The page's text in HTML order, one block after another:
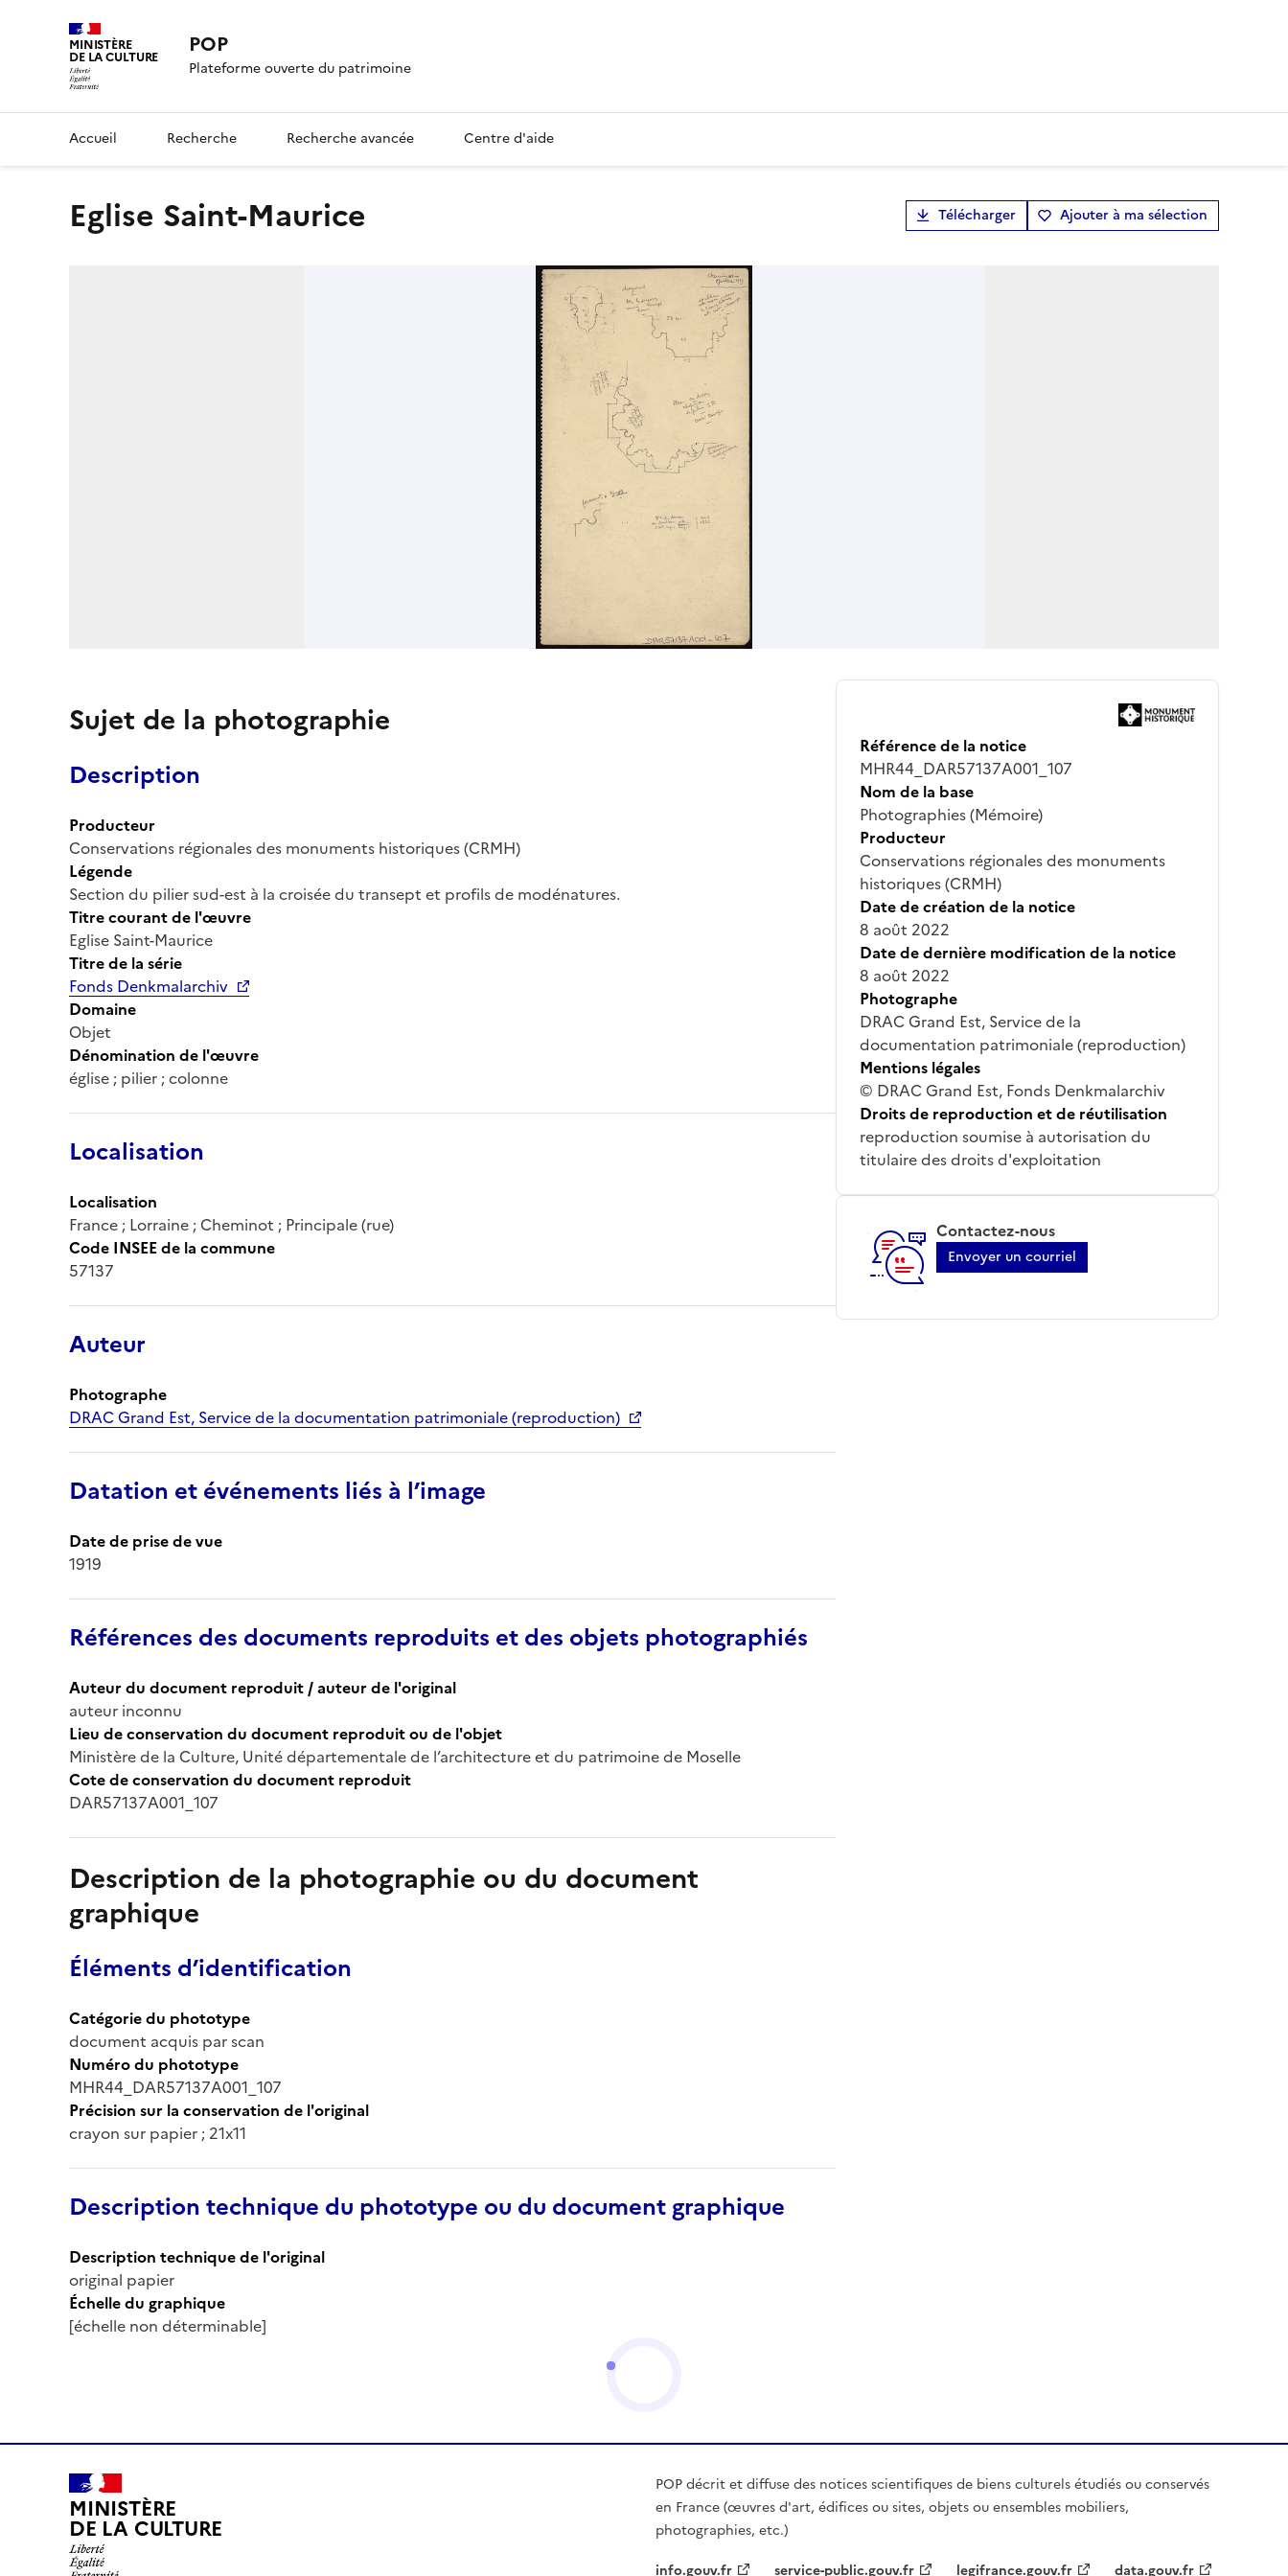
MINISTÈRE
DE LA CULTURE POP
Plateforme ouverte du patrimoine
Accueil Recherche Recherche avancée Centre d'aide
Eglise Saint-Maurice Télécharger Ajouter à ma sélection
Sujet de la photographie
Description
Producteur
Conservations régionales des monuments historiques (CRMH)
Légende
Section du pilier sud-est à la croisée du transept et profils de modénatures.
Titre courant de l'œuvre
Eglise Saint-Maurice
Titre de la série
Fonds Denkmalarchiv
Domaine
Objet
Dénomination de l'œuvre
église ; pilier ; colonne
Localisation
Localisation
France ; Lorraine ; Cheminot ; Principale (rue)
Code INSEE de la commune
57137
Auteur
Photographe
DRAC Grand Est, Service de la documentation patrimoniale (reproduction)
Datation et événements liés à l’image
Date de prise de vue
1919
Références des documents reproduits et des objets photographiés
Auteur du document reproduit / auteur de l'original
auteur inconnu
Lieu de conservation du document reproduit ou de l'objet
Ministère de la Culture, Unité départementale de l’architecture et du patrimoine de Moselle
Cote de conservation du document reproduit
DAR57137A001_107
Description de la photographie ou du document
graphique
Éléments d’identification
Catégorie du phototype
document acquis par scan
Numéro du phototype
MHR44_DAR57137A001_107
Précision sur la conservation de l'original
crayon sur papier ; 21x11
Description technique du phototype ou du document graphique
Description technique de l'original
original papier
Échelle du graphique
[échelle non déterminable]
Référence de la notice
MHR44_DAR57137A001_107
Nom de la base
Photographies (Mémoire)
Producteur
Conservations régionales des monuments
historiques (CRMH)
Date de création de la notice
8 août 2022
Date de dernière modification de la notice
8 août 2022
Photographe
DRAC Grand Est, Service de la
documentation patrimoniale (reproduction)
Mentions légales
© DRAC Grand Est, Fonds Denkmalarchiv
Droits de reproduction et de réutilisation
reproduction soumise à autorisation du
titulaire des droits d'exploitation
Contactez-nous
Envoyer un courriel
MINISTÈRE
DE LA CULTURE
POP décrit et diffuse des notices scientifiques de biens culturels étudiés ou conservés
en France (œuvres d'art, édifices ou sites, objets ou ensembles mobiliers,
photographies, etc.)
info.gouv.fr
service-public.gouv.fr legifrance.gouv.fr data.gouv.fr